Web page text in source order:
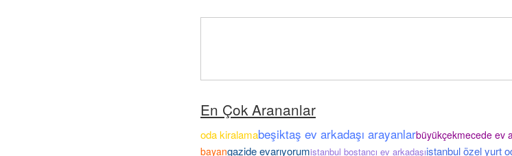
En Çok Arananlar
oda kiralamabeşiktaş ev arkadaşı arayanlarbüyükçekmecede ev
bayangazide evarıyorumistanbul bostancı ev arkadaşıistanbul özel yurt